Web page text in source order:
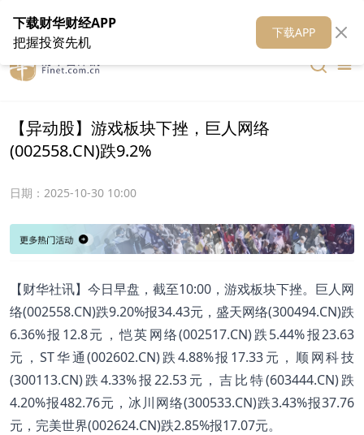
在线客服 关于我们 财华媒体矩阵 财华智库
【异动股】游戏板块下挫，巨人网络
(002558.CN)跌9.2%
日期： 2025-10-30 10:00
【财华社讯】今日早盘，截至10:00，游戏板块下挫。巨人网
络(002558.CN)跌9.20%报34.43元，盛天网络(300494.CN)跌
6.36%报12.8元，恺英网络(002517.CN)跌5.44%报23.63
元，ST华通(002602.CN)跌4.88%报17.33元，顺网科技
(300113.CN)跌4.33%报22.53元，吉比特(603444.CN)跌
4.20%报482.76元，冰川网络(300533.CN)跌3.43%报37.76
元，完美世界(002624.CN)跌2.85%报17.07元。
下载财华财经APP
把握投资先机
下载APP